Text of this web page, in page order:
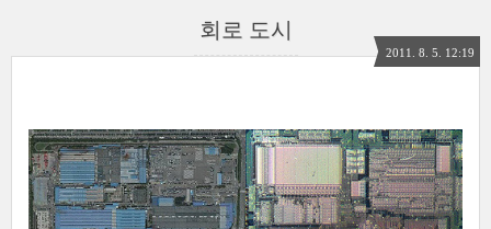
회로 도시
2011. 8. 5. 12:19